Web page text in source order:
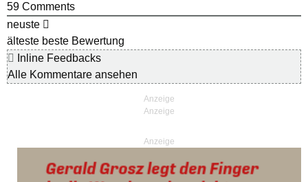
59 Comments
neuste
älteste beste Bewertung
Inline Feedbacks
Alle Kommentare ansehen
Anzeige